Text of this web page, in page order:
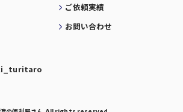
ご依頼実績
お問い合わせ